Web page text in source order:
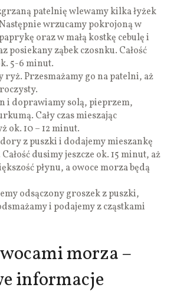
patelnię wlewamy kilka łyżek
wrzucamy pokrojoną w
oraz w małą kostkę cebulę i
posiekany ząbek czosnku. Całość
5-6 minut.
ryż. Przesmażamy go na patelni, aż
i doprawiamy solą, pieprzem,
Cały czas mieszając
ok. 10 – 12 minut.
z puszki i dodajemy mieszankę
dusimy jeszcze ok. 15 minut, aż
płynu, a owoce morza będą
odsączony groszek z puszki,
i podajemy z cząstkami
morza –
informacje